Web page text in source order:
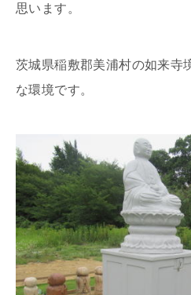
思います。
茨城県稲敷郡美浦村の如来寺
な環境です。